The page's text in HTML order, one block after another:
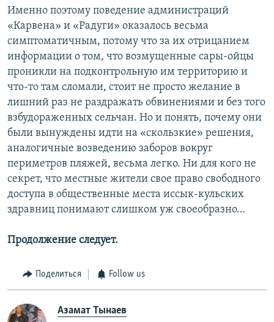
Именно поэтому поведение администраций
«Карвена» и «Радуги» оказалось весьма
симптоматичным, потому что за их отрицанием
информации о том, что возмущенные сары-ойцы
проникли на подконтрольную им территорию и
что-то там сломали, стоит не просто желание в
лишний раз не раздражать обвинениями и без того
взбудораженных сельчан. Но и понять, почему они
были вынуждены идти на «скользкие» решения,
аналогичные возведению заборов вокруг
периметров пляжей, весьма легко. Ни для кого не
секрет, что местные жители свое право свободного
доступа в общественные места иссык-кульских
здравниц понимают слишком уж своеобразно…
Продолжение следует.
Поделиться Follow us
Азамат Тынаев